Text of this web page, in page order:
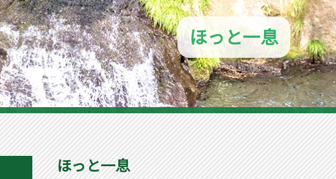
ほっと一息
ほっと一息